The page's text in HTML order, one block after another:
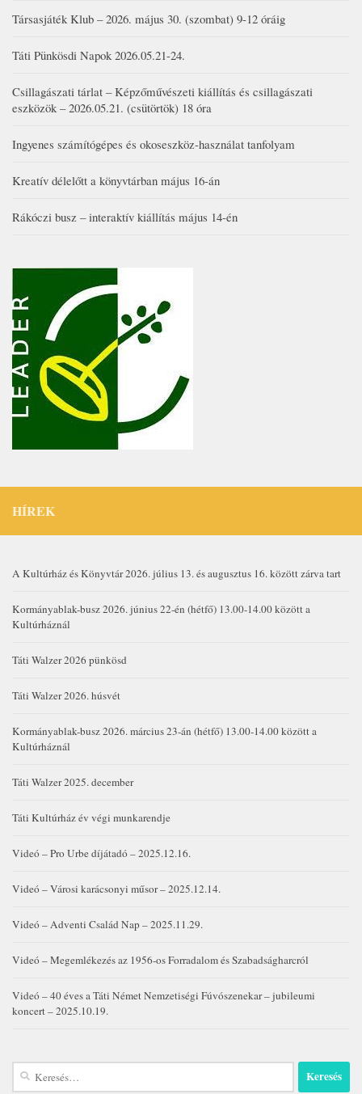
Társasjáték Klub – 2026. május 30. (szombat) 9-12 óráig
Táti Pünkösdi Napok 2026.05.21-24.
Csillagászati tárlat – Képzőművészeti kiállítás és csillagászati
eszközök – 2026.05.21. (csütörtök) 18 óra
Ingyenes számítógépes és okoseszköz-használat tanfolyam
Kreatív délelőtt a könyvtárban május 16-án
Rákóczi busz – interaktív kiállítás május 14-én
HÍREK
A Kultúrház és Könyvtár 2026. július 13. és augusztus 16. között zárva tart
Kormányablak-busz 2026. június 22-én (hétfő) 13.00-14.00 között a
Kultúrháznál
Táti Walzer 2026 pünkösd
Táti Walzer 2026. húsvét
Kormányablak-busz 2026. március 23-án (hétfő) 13.00-14.00 között a
Kultúrháznál
Táti Walzer 2025. december
Táti Kultúrház év végi munkarendje
Videó – Pro Urbe díjátadó – 2025.12.16.
Videó – Városi karácsonyi műsor – 2025.12.14.
Videó – Adventi Család Nap – 2025.11.29.
Videó – Megemlékezés az 1956-os Forradalom és Szabadságharcról
Videó – 40 éves a Táti Német Nemzetiségi Fúvószenekar – jubileumi
koncert – 2025.10.19.
Keresés: